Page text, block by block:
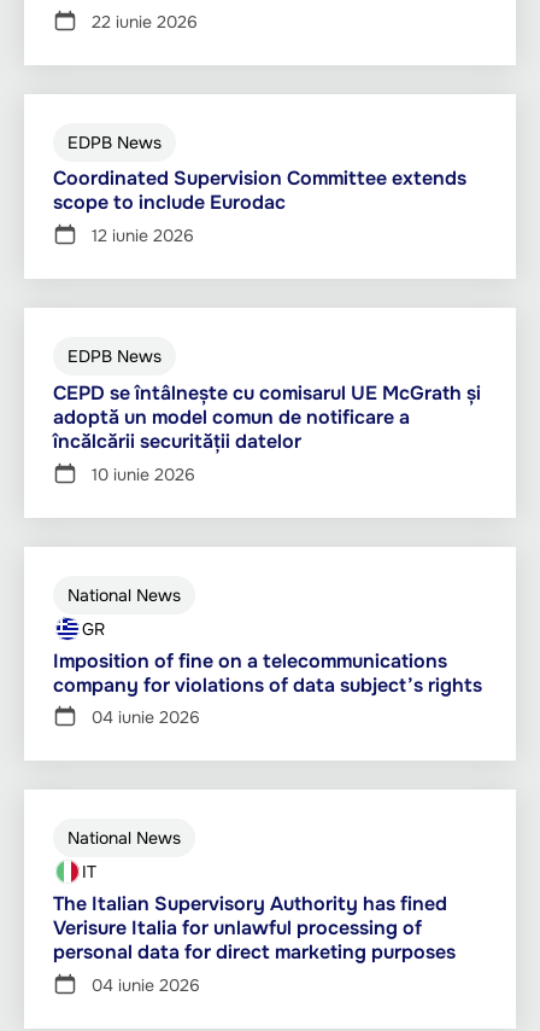
22 iunie 2026
EDPB News
Coordinated Supervision Committee extends
scope to include Eurodac
12 iunie 2026
EDPB News
CEPD se întâlnește cu comisarul UE McGrath și
adoptă un model comun de notificare a
încălcării securității datelor
10 iunie 2026
National News
GR
Imposition of fine on a telecommunications
company for violations of data subject’s rights
04 iunie 2026
National News
IT
The Italian Supervisory Authority has fined
Verisure Italia for unlawful processing of
personal data for direct marketing purposes
04 iunie 2026